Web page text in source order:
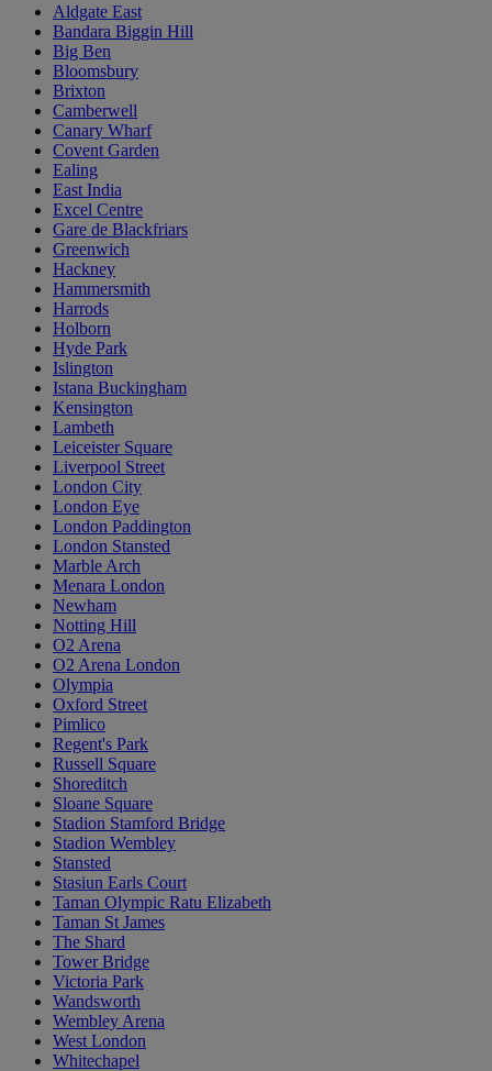
Aldgate East
Bandara Biggin Hill
Big Ben
Bloomsbury
Brixton
Camberwell
Canary Wharf
Covent Garden
Ealing
East India
Excel Centre
Gare de Blackfriars
Greenwich
Hackney
Hammersmith
Harrods
Holborn
Hyde Park
Islington
Istana Buckingham
Kensington
Lambeth
Leiceister Square
Liverpool Street
London City
London Eye
London Paddington
London Stansted
Marble Arch
Menara London
Newham
Notting Hill
O2 Arena
O2 Arena London
Olympia
Oxford Street
Pimlico
Regent's Park
Russell Square
Shoreditch
Sloane Square
Stadion Stamford Bridge
Stadion Wembley
Stansted
Stasiun Earls Court
Taman Olympic Ratu Elizabeth
Taman St James
The Shard
Tower Bridge
Victoria Park
Wandsworth
Wembley Arena
West London
Whitechapel